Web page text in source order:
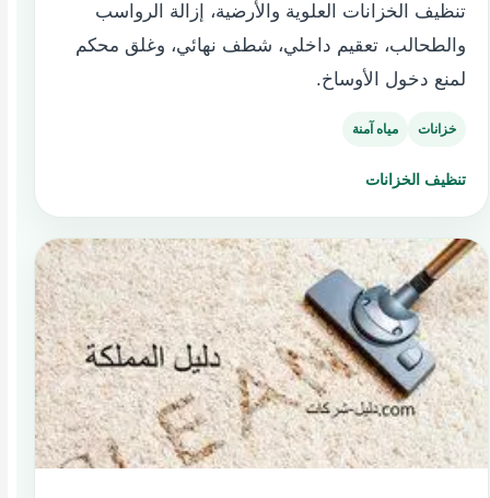
تنظيف الخزانات العلوية والأرضية، إزالة الرواسب
والطحالب، تعقيم داخلي، شطف نهائي، وغلق محكم
لمنع دخول الأوساخ.
خزانات مياه آمنة
تنظيف الخزانات